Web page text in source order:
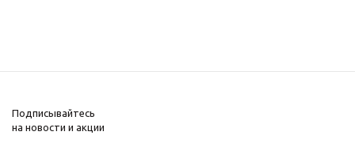
Подписывайтесь
на новости и акции